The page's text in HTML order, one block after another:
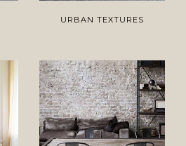
URBAN TEXTURES